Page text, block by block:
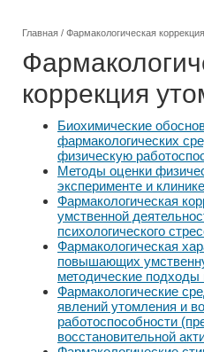
Главная / Фармакологическая
коррекция
Биохимические
фармакологических
физическую
Методы оценки
эксперименте и клинике
Фармакологическая
умственной
психологического
Фармакологическая
повышающих
методические
Фармакологические
явлений утомления и
работоспособности
восстановительной